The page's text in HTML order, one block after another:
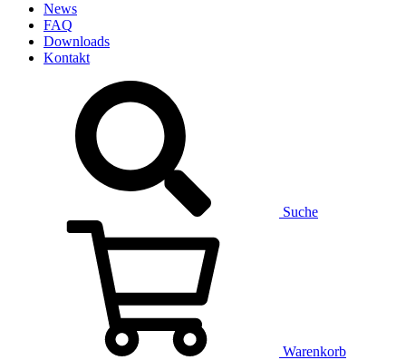
News
FAQ
Downloads
Kontakt
Suche
Warenkorb